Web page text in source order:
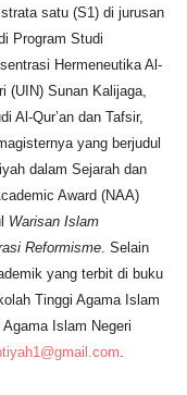
satu (S1) di jurusan
Program Studi
Hermeneutika Al-
(UIN) Sunan Kalijaga,
Al-Qur’an dan Tafsir,
yang berjudul
dalam Sejarah dan
Award (NAA)
Warisan Islam
Reformisme. Selain
yang terbit di buku
Tinggi Agama Islam
Islam Negeri
.